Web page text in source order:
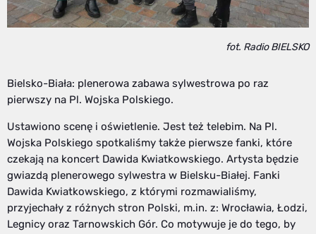
fot. Radio BIELSKO
Bielsko-Biała: plenerowa zabawa sylwestrowa po raz
pierwszy na Pl. Wojska Polskiego.
Ustawiono scenę i oświetlenie. Jest też telebim. Na Pl.
Wojska Polskiego spotkaliśmy także pierwsze fanki, które
czekają na koncert Dawida Kwiatkowskiego. Artysta będzie
gwiazdą plenerowego sylwestra w Bielsku-Białej. Fanki
Dawida Kwiatkowskiego, z którymi rozmawialiśmy,
przyjechały z różnych stron Polski, m.in. z: Wrocławia, Łodzi,
Legnicy oraz Tarnowskich Gór. Co motywuje je do tego, by